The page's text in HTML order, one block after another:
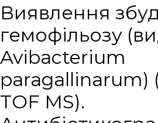
Виявлення
гемофільозу
Avibacterium
paragallinarum)
TOF MS).